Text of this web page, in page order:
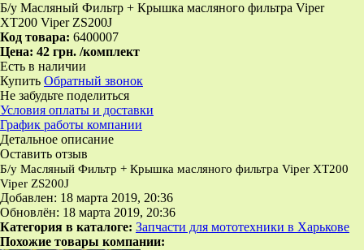
Б/у Масляный Фильтр + Крышка масляного фильтра Viper
XT200 Viper ZS200J
Код товара: 6400007
Цена: 42 грн. /комплект
Есть в наличии
Купить Обратный звонок
Не забудьте поделиться
Условия оплаты и доставки
График работы компании
Детальное описание
Оставить отзыв
Б/у Масляный Фильтр + Крышка масляного фильтра Viper XT200
Viper ZS200J
Добавлен: 18 марта 2019, 20:36
Обновлён: 18 марта 2019, 20:36
Категория в каталоге: Запчасти для мототехники в Харькове
Похожие товары компании: